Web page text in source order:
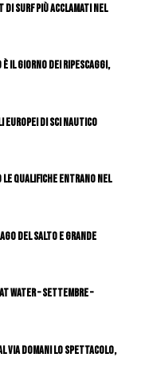
di surf più acclamati nel
è il giorno dei ripescaggi,
Europei di Sci Nautico
le qualifiche entrano nel
del Salto e grande
Water – SETTEMBRE –
via domani lo spettacolo,